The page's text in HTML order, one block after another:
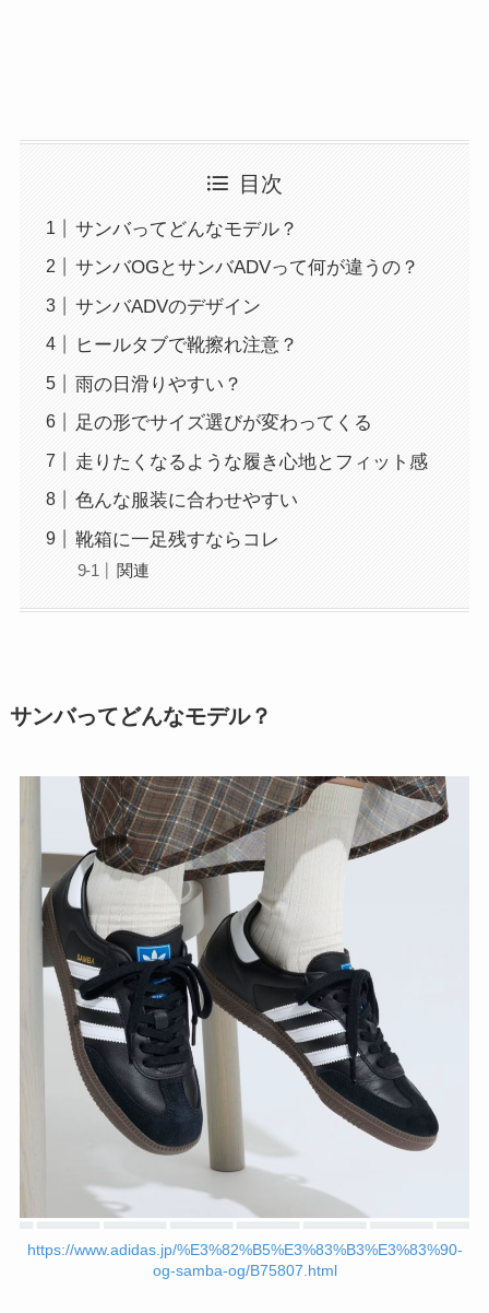
目次
サンバってどんなモデル？
サンバOGとサンバADVって何が違うの？
サンバADVのデザイン
ヒールタブで靴擦れ注意？
雨の日滑りやすい？
足の形でサイズ選びが変わってくる
走りたくなるような履き心地とフィット感
色んな服装に合わせやすい
靴箱に一足残すならコレ
関連
サンバってどんなモデル？
https://www.adidas.jp/%E3%82%B5%E3%83%B3%E3%83%90-
og-samba-og/B75807.html